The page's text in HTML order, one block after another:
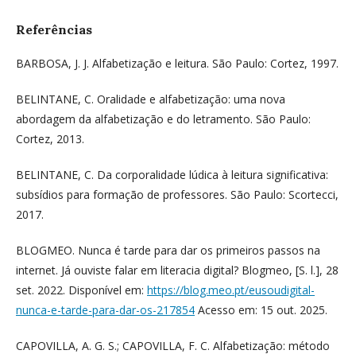
Referências
BARBOSA, J. J. Alfabetização e leitura. São Paulo: Cortez, 1997.
BELINTANE, C. Oralidade e alfabetização: uma nova
abordagem da alfabetização e do letramento. São Paulo:
Cortez, 2013.
BELINTANE, C. Da corporalidade lúdica à leitura significativa:
subsídios para formação de professores. São Paulo: Scortecci,
2017.
BLOGMEO. Nunca é tarde para dar os primeiros passos na
internet. Já ouviste falar em literacia digital? Blogmeo, [S. l.], 28
set. 2022. Disponível em: https://blog.meo.pt/eusoudigital-
nunca-e-tarde-para-dar-os-217854 Acesso em: 15 out. 2025.
CAPOVILLA, A. G. S.; CAPOVILLA, F. C. Alfabetização: método